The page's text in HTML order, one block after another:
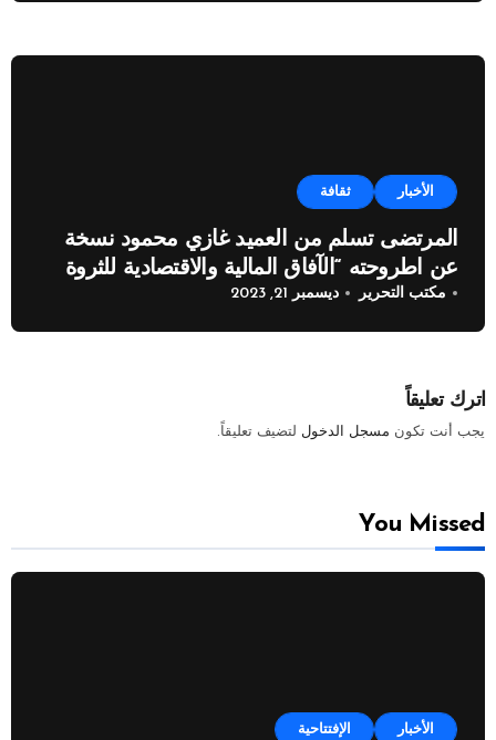
الأخبار ثقافة
المرتضى تسلم من العميد غازي محمود نسخة
عن اطروحته “الآفاق المالية والاقتصادية للثروة
النفطية”
مكتب التحرير ديسمبر 21, 2023
اترك تعليقاً
يجب أنت تكون مسجل الدخول لتضيف تعليقاً.
You Missed
الأخبار الإفتتاحية